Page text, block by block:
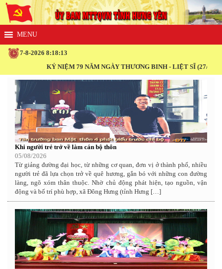
7-8-2026 8:18:13
KỶ NIỆM 79 NĂM NGÀY THƯƠNG BINH - LIỆT SĨ (27/7/1947 -
Khi người trẻ trở về làm cán bộ thôn
05/08/2026
Từ giảng đường đại học, từ những cơ quan, đơn vị ở thành phố, nhiều
người trẻ đã lựa chọn trở về quê hương, gắn bó với những con đường
làng, ngõ xóm thân thuộc. Nhờ chủ động phát hiện, tạo nguồn, vận
động và bố trí phù hợp, xã Đông Hưng (tỉnh Hưng […]